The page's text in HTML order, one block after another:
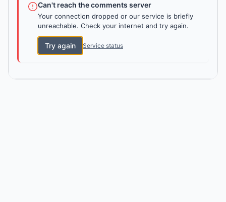
Can't reach the comments server
Your connection dropped or our service is briefly
unreachable. Check your internet and try again.
Try again Service status